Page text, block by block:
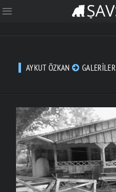
AYKUT ÖZKAN GALERILER